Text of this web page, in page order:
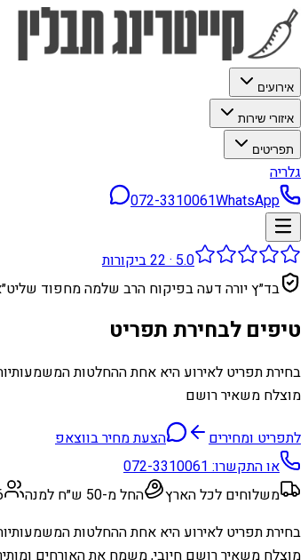
אירועים
איזורי שירות
תפריטים
גלריה
072-3310061WhatsApp
5.0
·
22ביקורות
בד״ץ יורה דעה בפיקוח הרב שלמה מחפוד
טיפים לבחירת תפריט
בחירת תפריט לאירוע היא אחת ההחלטות
מוצלח משאיר רושם
לתפריט ומחירים
הצעת מחיר בווצאפ
או התקשרו:072-3310061
משלוחים לכל הארץ
החל מ-50 ש״ח למנה
6 עד
בחירת תפריט לאירוע היא אחת ההחלטות
מוצלח משאיר רושם חיובי, משמח את האורחים